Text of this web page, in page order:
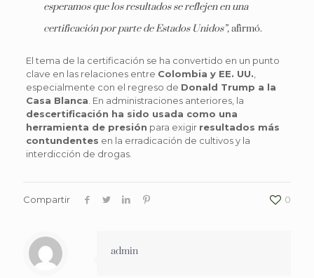
esperamos que los resultados se reflejen en una
certificación por parte de Estados Unidos”, afirmó.
El tema de la certificación se ha convertido en un punto
clave en las relaciones entre Colombia y EE. UU.
especialmente con el regreso de Donald Trump a la
Casa Blanca . En administraciones anteriores, la
descertificación ha sido usada como una
herramienta de presión para exigir resultados más
contundentes en la erradicación de cultivos y la
interdicción de drogas.
Compartir 0
admin